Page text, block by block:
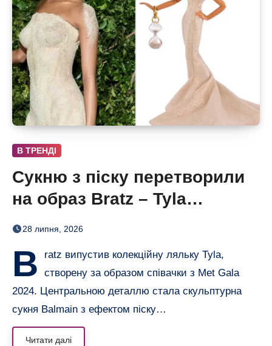
В ТРЕНДІ
Сукню з піску перетворили
на образ Bratz – Tyla
отримала власну ляльку
28 липня, 2026
B
ratz випустив колекційну ляльку Tyla,
створену за образом співачки з Met Gala
2024. Центральною деталлю стала скульптурна
сукня Balmain з ефектом піску…
Читати далі